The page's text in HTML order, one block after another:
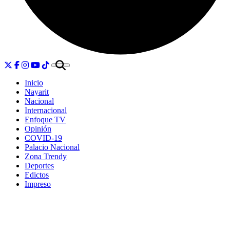
Inicio
Nayarit
Nacional
Internacional
Enfoque TV
Opinión
COVID-19
Palacio Nacional
Zona Trendy
Deportes
Edictos
Impreso